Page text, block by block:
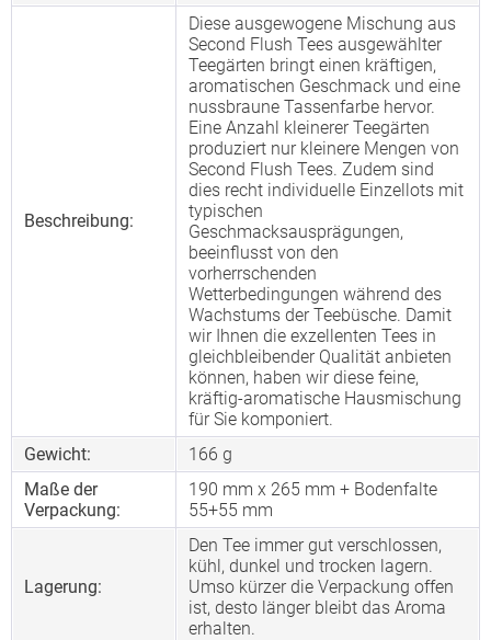
Beschreibung:
Diese ausgewogene Mischung aus
Second Flush Tees ausgewählter
Teegärten bringt einen kräftigen,
aromatischen Geschmack und eine
nussbraune Tassenfarbe hervor.
Eine Anzahl kleinerer Teegärten
produziert nur kleinere Mengen von
Second Flush Tees. Zudem sind
dies recht individuelle Einzellots mit
typischen
Geschmacksausprägungen,
beeinflusst von den
vorherrschenden
Wetterbedingungen während des
Wachstums der Teebüsche. Damit
wir Ihnen die exzellenten Tees in
gleichbleibender Qualität anbieten
können, haben wir diese feine,
kräftig-aromatische Hausmischung
für Sie komponiert.
Gewicht:
166 g
Maße der
Verpackung:
190 mm x 265 mm + Bodenfalte
55+55 mm
Lagerung:
Den Tee immer gut verschlossen,
kühl, dunkel und trocken lagern.
Umso kürzer die Verpackung offen
ist, desto länger bleibt das Aroma
erhalten.